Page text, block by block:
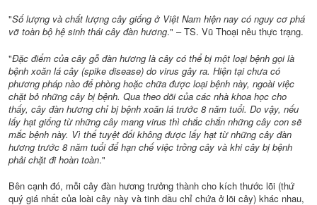
"Số lượng và chất lượng cây giống ở Việt Nam hiện nay có nguy cơ phá
vỡ toàn bộ hệ sinh thái cây đàn hương." – TS. Vũ Thoại nêu thực trạng.
"Đặc điểm của cây gỗ đàn hương là cây có thể bị một loại bệnh gọi là
bệnh xoăn lá cây (spike disease) do virus gây ra. Hiện tại chưa có
phương pháp nào để phòng hoặc chữa được loại bệnh này, ngoài việc
chặt bỏ những cây bị bệnh. Qua theo dõi của các nhà khoa học cho
thấy, cây đàn hương chỉ bị bệnh xoăn lá trước 8 năm tuổi. Do vậy, nếu
lấy hạt giống từ những cây mang virus thì chắc chắn những cây con sẽ
mắc bệnh này. Vì thế tuyệt đối không được lấy hạt từ những cây đàn
hương trước 8 năm tuổi để hạn chế việc trồng cây và khi cây bị bệnh
phải chặt đi hoàn toàn."
Bên cạnh đó, mỗi cây đàn hương trưởng thành cho kích thước lõi (thứ
quý giá nhất của loài cây này và tinh dầu chỉ chứa ở lõi cây) khác nhau,